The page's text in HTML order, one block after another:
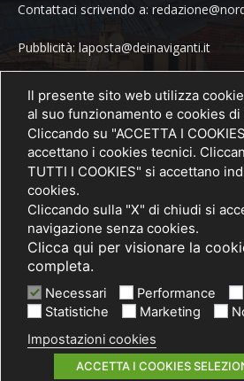
Contattaci scrivendo a:
Pubblicità: laposta@deinaviganti.it
Tel. 389 1492573
SEGUICI
© 2021 PRIMA Società Cooperativa Sociale a
03075750962
Il presente sito web utilizza
al suo funzionamento e cookies
Cliccando su "ACCETTA I
accettano i cookies tecnici.
TUTTI I COOKIES" si accettano
cookies.
Cliccando sulla "X" di chiudi si
navigazione senza cookies.
Clicca qui per visionare la
completa.
Necessari Performance
Statistiche
Marketing
Impostazioni cookies
ACCETTA I COOKIES